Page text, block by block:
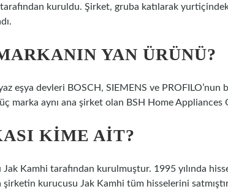
kuruldu. Şirket, gruba katılarak
YAN ÜRÜNÜ?
eşya devleri BOSCH, SIEMENS ve PROFILO’nun
marka aynı ana şirket olan BSH Home Appliances
KIME AIT?
Kamhi tarafından kurulmuştur. 1995 yılında
şirketin kurucusu Jak Kamhi tüm hisselerini